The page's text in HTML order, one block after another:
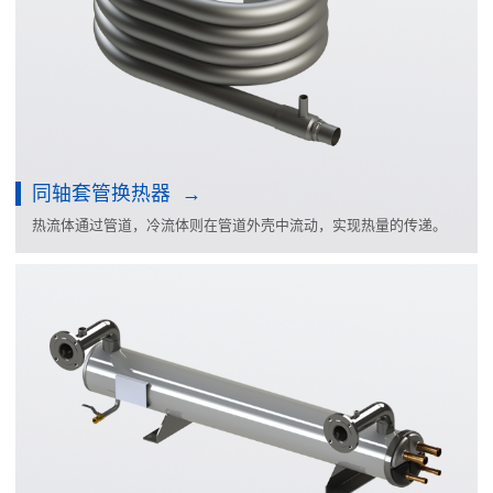
同轴套管换热器
热流体通过管道，冷流体则在管道外壳中流动，实现热量的传递。